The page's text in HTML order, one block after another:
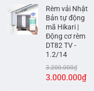
là:
2.800.000₫.
tại
Rèm vải Nhật
Bản tự động
mã Hikari |
Động cơ rèm
DT82 TV -
1.2/14
3.200.000₫
Giá
3.000.000₫Giá